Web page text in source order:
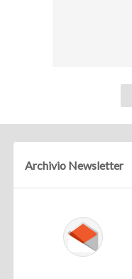
Archivio Newsletter